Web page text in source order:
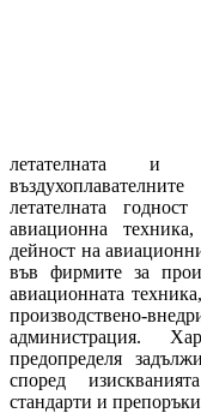
летателната и
летателната
авиационна
дейност на
във фирмите за
авиационната
производствено-
администрация.
предопределя
според
стандарти и